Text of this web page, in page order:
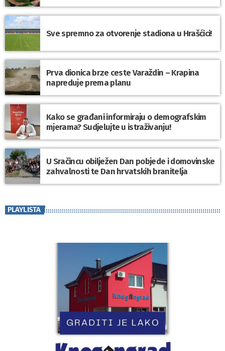
Sve spremno za otvorenje stadiona u Hrašćici!
Prva dionica brze ceste Varaždin – Krapina
napreduje prema planu
Kako se građani informiraju o demografskim
mjerama? Sudjelujte u istraživanju!
U Sračincu obilježen Dan pobjede i domovinske
zahvalnosti te Dan hrvatskih branitelja
PLAYLISTA